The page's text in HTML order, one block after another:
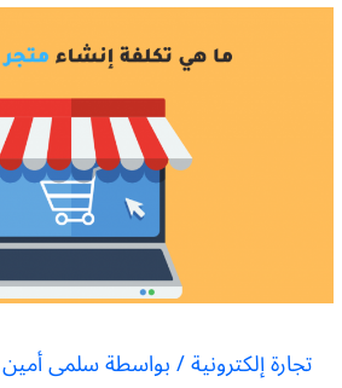
تجارة إلكترونية/ بواسطةسلمى أمين